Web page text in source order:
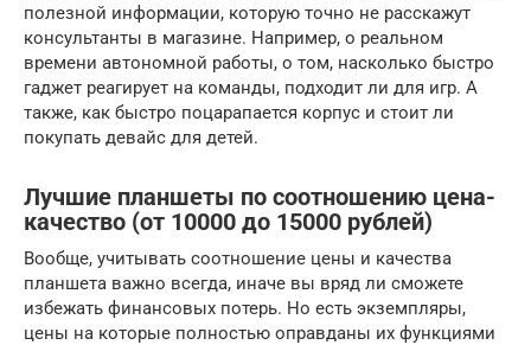
полезной информации, которую точно не расскажут
консультанты в магазине. Например, о реальном
времени автономной работы, о том, насколько быстро
гаджет реагирует на команды, подходит ли для игр. А
также, как быстро поцарапается корпус и стоит ли
покупать девайс для детей.
Лучшие планшеты по соотношению цена-
качество (от 10000 до 15000 рублей)
Вообще, учитывать соотношение цены и качества
планшета важно всегда, иначе вы вряд ли сможете
избежать финансовых потерь. Но есть экземпляры,
цены на которые полностью оправданы их функциями